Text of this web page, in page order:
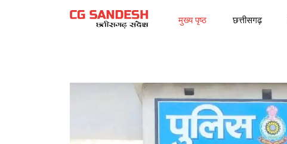
मुख्य पृष्ठ छत्तीसगढ़